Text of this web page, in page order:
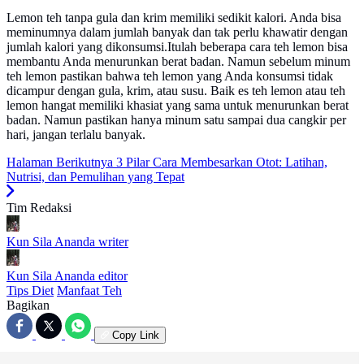
Lemon teh tanpa gula dan krim memiliki sedikit kalori. Anda bisa
meminumnya dalam jumlah banyak dan tak perlu khawatir dengan
jumlah kalori yang dikonsumsi.Itulah beberapa cara teh lemon bisa
membantu Anda menurunkan berat badan. Namun sebelum minum
teh lemon pastikan bahwa teh lemon yang Anda konsumsi tidak
dicampur dengan gula, krim, atau susu. Baik es teh lemon atau teh
lemon hangat memiliki khasiat yang sama untuk menurunkan berat
badan. Namun pastikan hanya minum satu sampai dua cangkir per
hari, jangan terlalu banyak.
Halaman Berikutnya 3 Pilar Cara Membesarkan Otot: Latihan,
Nutrisi, dan Pemulihan yang Tepat
Tim Redaksi
Kun Sila Ananda writer
Kun Sila Ananda editor
Tips Diet Manfaat Teh
Bagikan
Copy Link